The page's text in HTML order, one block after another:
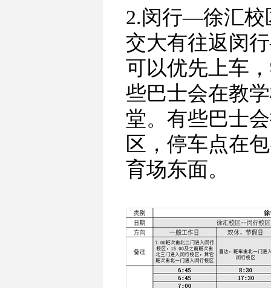
2.闵行—徐汇校
交大有往返闵
可以优先上车
些巴士会在教
堂。有些巴士
区，停车点在
育场东面。